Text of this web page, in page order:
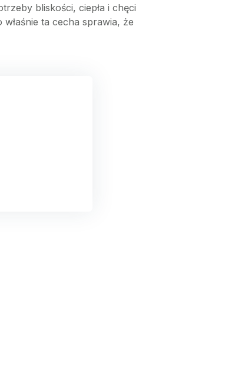
bliskości, ciepła i chęci
ta cecha sprawia, że